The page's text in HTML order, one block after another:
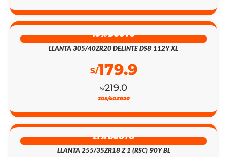
18% DSCTO
LLANTA 305/40ZR20 DELINTE DS8 112Y XL
S/219.0
S/179.9
305/40ZR20
21% DSCTO
LLANTA 255/35ZR18 Z 1 (RSC) 90Y BL